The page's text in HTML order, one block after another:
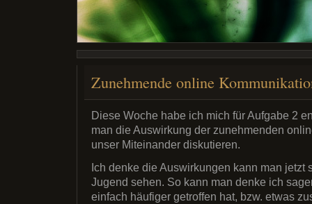
Zunehmende online
Diese Woche habe ich mich für Aufgabe 2
man die Auswirkung der zunehmenden
unser Miteinander diskutieren.
Ich denke die Auswirkungen kann man jetzt
Jugend sehen. So kann man denke ich
einfach häufiger getroffen hat, bzw. etwas